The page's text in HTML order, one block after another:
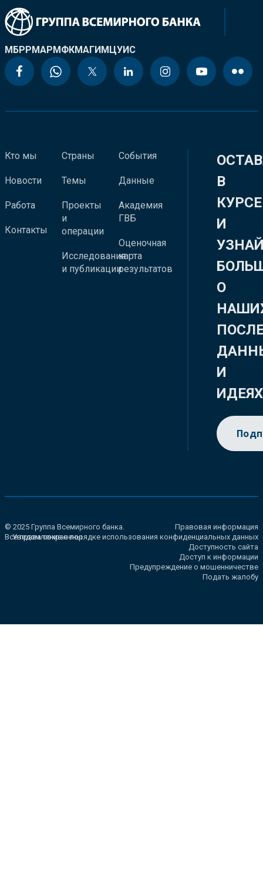
МБРРМАРМФКМАГИМЦУИС
Кто мы
Новости
Работа
Контакты
Страны
Темы
Проекты
и
операции
Исследования
и публикации
События
Данные
Академия
ГВБ
Оценочная
карта
результатов
В
КУРСЕ
И
О
И
ИДЕЯХ
© 2025 Группа Всемирного банка.
Все права сохранены.
Правовая информация
Уведомление о порядке использования конфиденциальных данных
Доступность сайта
Доступ к информации
Предупреждение о мошенничестве
Подать жалобу